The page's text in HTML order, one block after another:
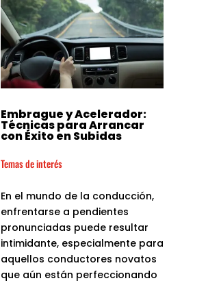
Embrague y Acelerador:
Técnicas para Arrancar
con Éxito en Subidas
Temas de interés
En el mundo de la conducción,
enfrentarse a pendientes
pronunciadas puede resultar
intimidante, especialmente para
aquellos conductores novatos
que aún están perfeccionando